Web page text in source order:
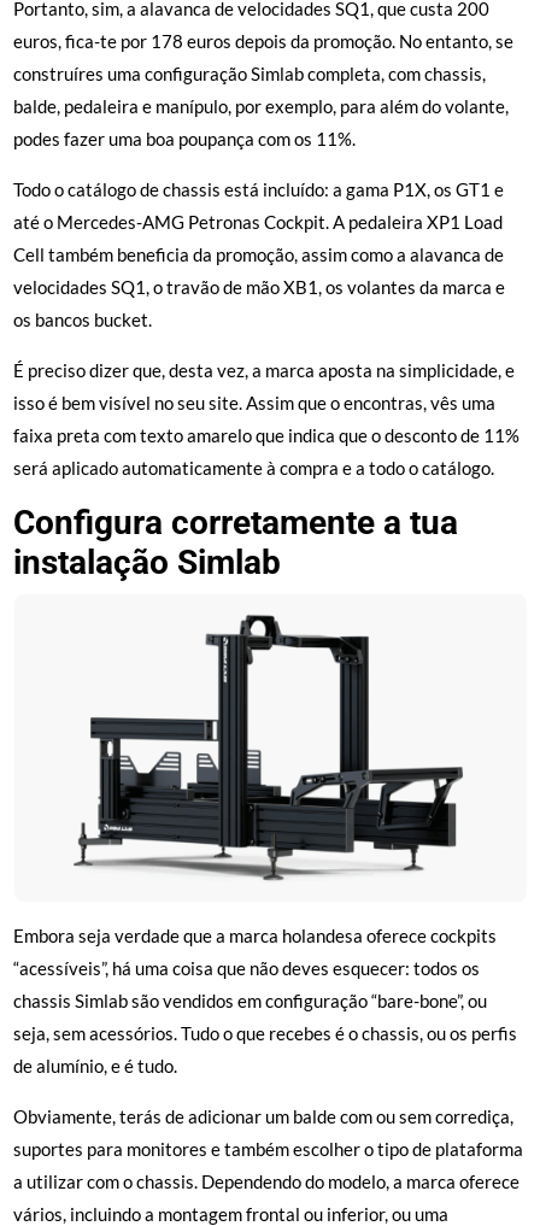
Portanto, sim, a alavanca de velocidades SQ1, que custa 200
euros, fica-te por 178 euros depois da promoção. No entanto, se
construíres uma configuração Simlab completa, com chassis,
balde, pedaleira e manípulo, por exemplo, para além do volante,
podes fazer uma boa poupança com os 11%.
Todo o catálogo de chassis está incluído: a gama P1X, os GT1 e
até o Mercedes-AMG Petronas Cockpit. A pedaleira XP1 Load
Cell também beneficia da promoção, assim como a alavanca de
velocidades SQ1, o travão de mão XB1, os volantes da marca e
os bancos bucket.
É preciso dizer que, desta vez, a marca aposta na simplicidade, e
isso é bem visível no seu site. Assim que o encontras, vês uma
faixa preta com texto amarelo que indica que o desconto de 11%
será aplicado automaticamente à compra e a todo o catálogo.
Configura corretamente a tua
instalação Simlab
Embora seja verdade que a marca holandesa oferece cockpits
“acessíveis”, há uma coisa que não deves esquecer: todos os
chassis Simlab são vendidos em configuração “bare-bone”, ou
seja, sem acessórios. Tudo o que recebes é o chassis, ou os perfis
de alumínio, e é tudo.
Obviamente, terás de adicionar um balde com ou sem corrediça,
suportes para monitores e também escolher o tipo de plataforma
a utilizar com o chassis. Dependendo do modelo, a marca oferece
vários, incluindo a montagem frontal ou inferior, ou uma